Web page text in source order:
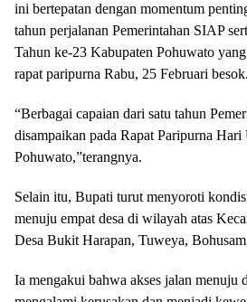
ini bertepatan dengan momentum
tahun perjalanan Pemerintahan SIAP
Tahun ke-23 Kabupaten Pohuwato
rapat paripurna Rabu, 25 Februari besok.
“Berbagai capaian dari satu tahun
disampaikan pada Rapat Paripurna
Pohuwato,”terangnya.
Selain itu, Bupati turut menyoroti
menuju empat desa di wilayah atas
Desa Bukit Harapan, Tuweya,
Ia mengakui bahwa akses jalan menuju